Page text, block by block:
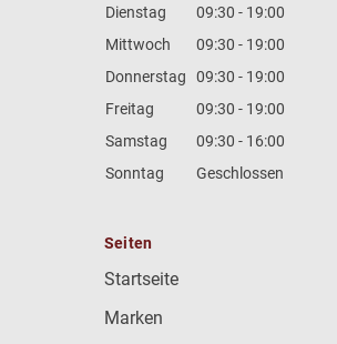
Dienstag
09:30 - 19:00
Mittwoch
09:30 - 19:00
Donnerstag
09:30 - 19:00
Freitag
09:30 - 19:00
Samstag
09:30 - 16:00
Sonntag
Geschlossen
Seiten
Startseite
Marken